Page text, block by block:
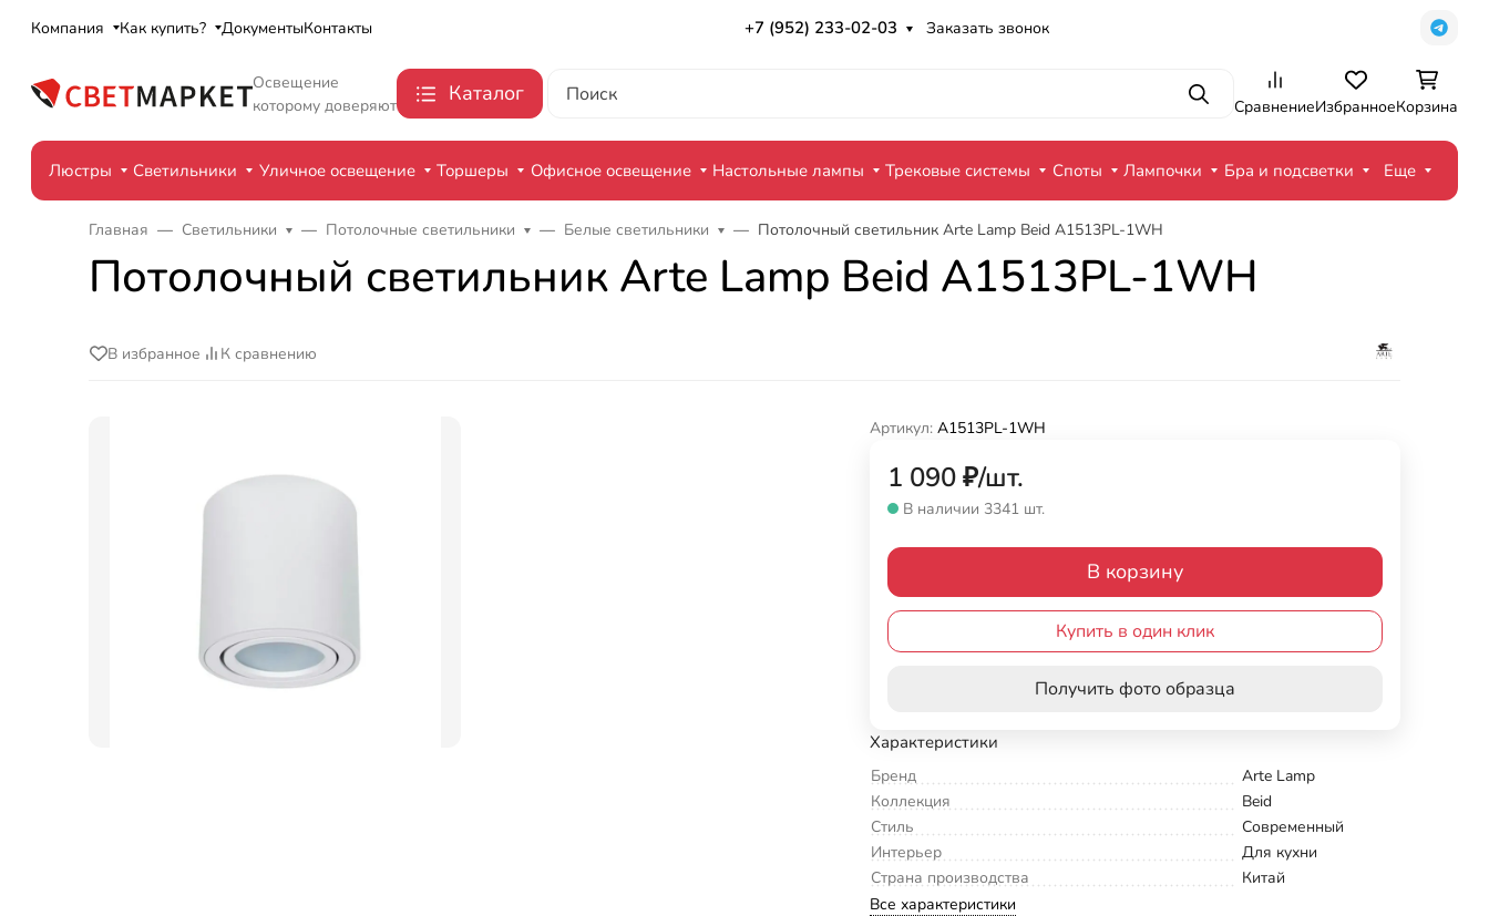
Компания Как купить? ДокументыКонтакты +7 (952) 233-02-03 Заказать звонок
Освещение
которому доверяют
Каталог ПоискСравнениеИзбранноеКорзина
Люстры Светильники Уличное освещение Торшеры Офисное освещение Настольные лампы Трековые системы Споты Лампочки Бра и подсветки Еще
Главная Светильники Потолочные светильники Белые светильники Потолочный светильник Arte Lamp Beid A1513PL-1WH
Потолочный светильник Arte Lamp Beid A1513PL-1WH
В избранное К сравнению
Артикул: A1513PL-1WH
1 090₽/шт.
В наличии 3341 шт.
В корзину
Купить в один клик
Получить фото образца
Характеристики
Бренд
Arte Lamp
Коллекция
Beid
Стиль
Современный
Интерьер
Для кухни
Страна производства
Китай
Все характеристики